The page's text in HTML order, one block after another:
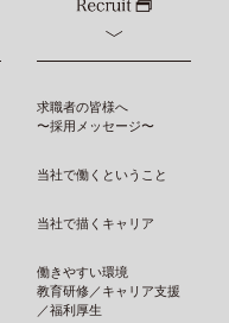
求職者の皆様へ
〜採用メッセージ〜
当社で働くということ
当社で描くキャリア
働きやすい環境
教育研修／キャリア支援
／福利厚生